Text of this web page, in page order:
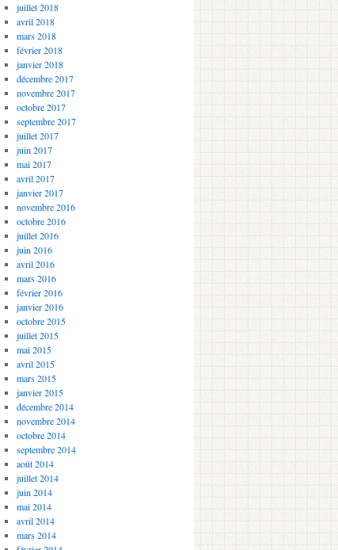
juillet 2018
avril 2018
mars 2018
février 2018
janvier 2018
décembre 2017
novembre 2017
octobre 2017
septembre 2017
juillet 2017
juin 2017
mai 2017
avril 2017
janvier 2017
novembre 2016
octobre 2016
juillet 2016
juin 2016
avril 2016
mars 2016
février 2016
janvier 2016
octobre 2015
juillet 2015
mai 2015
avril 2015
mars 2015
janvier 2015
décembre 2014
novembre 2014
octobre 2014
septembre 2014
août 2014
juillet 2014
juin 2014
mai 2014
avril 2014
mars 2014